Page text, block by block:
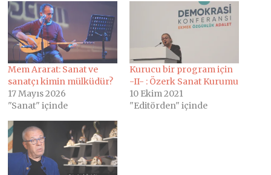
Mem Ararat: Sanat ve
sanatçı kimin mülküdür?
17 Mayıs 2026
"Sanat" içinde
Kurucu bir program için
-II- : Özerk Sanat Kurumu
10 Ekim 2021
"Editörden" içinde